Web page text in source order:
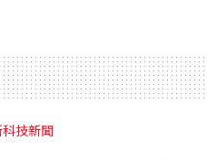
技新聞